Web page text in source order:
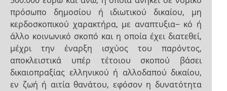
πρόσωπο δημοσίου ή ιδιωτικού δικαίου, μη
κερδοσκοπικού χαρακτήρα, με αναπτυξια− κό ή
άλλο κοινωνικό σκοπό και η οποία έχει διατεθεί,
μέχρι την έναρξη ισχύος του παρόντος,
αποκλειστικά υπέρ τέτοιου σκοπού βάσει
δικαιοπραξίας ελληνικού ή αλλοδαπού δικαίου,
εν ζωή ή αιτία θανάτου, εφόσον η δυνατότητα